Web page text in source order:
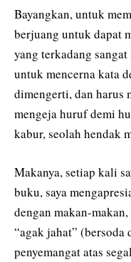
Bayangkan, untuk
berjuang untuk dapat
yang terkadang
untuk mencerna kata
dimengerti, dan harus
mengeja huruf demi
kabur, seolah hendak
Makanya, setiap kali
buku, saya
dengan makan-
“agak jahat” (bersoda
penyemangat atas